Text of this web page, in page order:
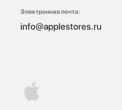
Электронная почта:
info@applestores.ru